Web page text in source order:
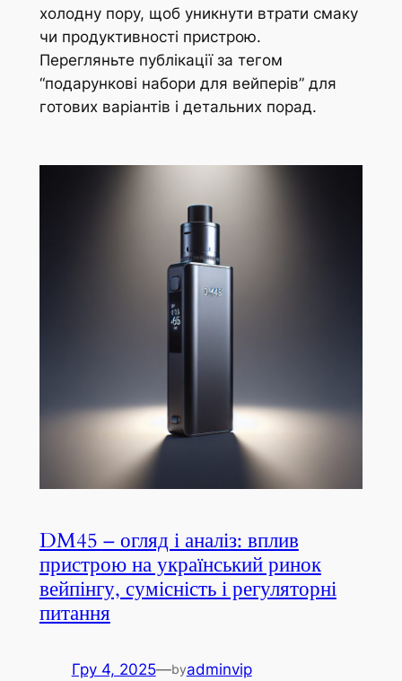
холодну пору, щоб уникнути втрати смаку
чи продуктивності пристрою.
Перегляньте публікації за тегом
“подарункові набори для вейперів” для
готових варіантів і детальних порад.
DM45 – огляд і аналіз: вплив
пристрою на український ринок
вейпінгу, сумісність і регуляторні
питання
Гру 4, 2025—byadminvip